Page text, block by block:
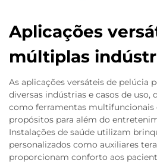
Aplicações
múltiplas
As aplicações versáteis de pelúcia
diversas indústrias e casos de uso,
como ferramentas multifuncionais
propósitos para além do
Instalações de saúde utilizam
personalizados como auxiliares
proporcionam conforto aos